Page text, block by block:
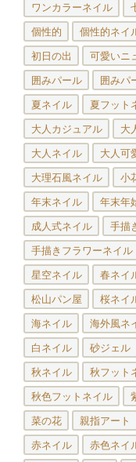
ワンカラーネイル
個性的 個性的ネイ
初日の出 可愛いニ
囲みパール 囲みパ
夏ネイル 夏フット
大人カジュアル 大
大人ネイル 大人可
大理石風ネイル 小
年末ネイル 年末年
成人式ネイル 手描
手描きフラワーネイル
星空ネイル 春ネイ
松山パン屋 桜ネイ
海ネイル 海外風ネ
白ネイル 砂ジェル
秋ネイル 秋フット
秋色フットネイル
菜の花 親指アート
赤ネイル 赤色ネイ